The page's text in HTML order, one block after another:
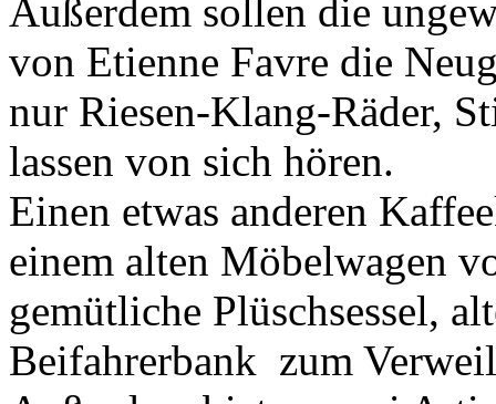
Außerdem sollen die
von Etienne Favre die
nur Riesen-Klang-Räder,
lassen von sich hören.
Einen etwas anderen
einem alten Möbelwagen
gemütliche Plüschsessel,
Beifahrerbank zum